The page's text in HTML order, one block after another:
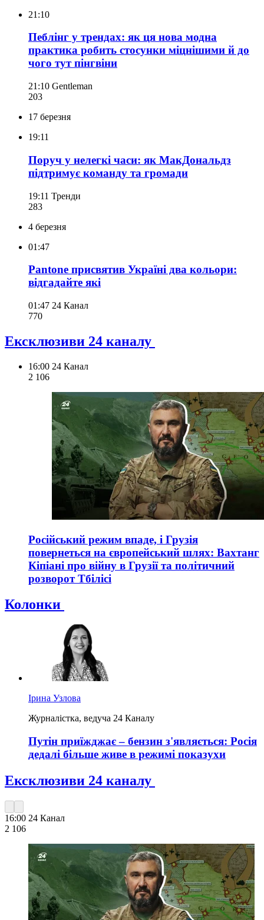
21:10
Пеблінг у трендах: як ця нова модна
практика робить стосунки міцнішими й до
чого тут пінгвіни
21:10 Gentleman
203
17 березня
19:11
Поруч у нелегкі часи: як МакДональдз
підтримує команду та громади
19:11 Тренди
283
4 березня
01:47
Pantone присвятив Україні два кольори:
відгадайте які
01:47 24 Канал
770
Ексклюзиви 24 каналу
16:00 24 Канал
2 106
Російський режим впаде, і Грузія
повернеться на європейський шлях: Вахтанг
Кіпіані про війну в Грузії та політичний
розворот Тбілісі
Колонки
Ірина Узлова
Журналістка, ведуча 24 Каналу
Путін приїжджає – бензин з'являється: Росія
дедалі більше живе в режимі показухи
Ексклюзиви 24 каналу
16:00 24 Канал
2 106